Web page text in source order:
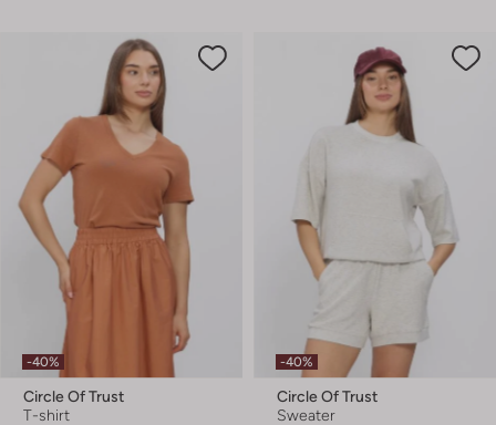
-40%
Circle Of Trust
T-shirt
-40%
Circle Of Trust
Sweater